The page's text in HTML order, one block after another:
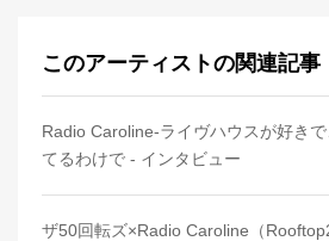
このアーティストの関連記事
Radio Caroline-ライヴハウスが好き
てるわけで - インタビュー
ザ50回転ズ×Radio Caroline（